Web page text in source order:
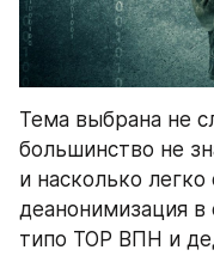
Тема выбрана не
большинство не
и насколько
деанонимизация в
типо ТОР ВПН и